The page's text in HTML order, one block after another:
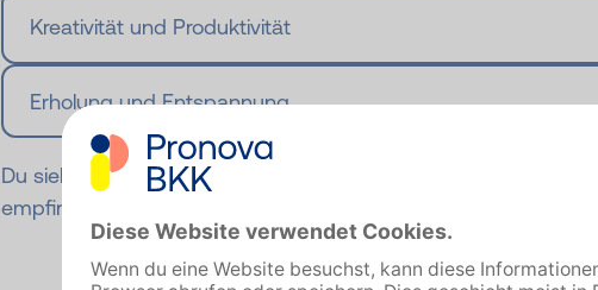
Kreativität und Produktivität
Erholung und Entspannung
Du siehst: Wer es schafft, das Alleinsein als etwas Positives
empfinden, dem kann es gelingen, daraus Kraft zu schöpfen.